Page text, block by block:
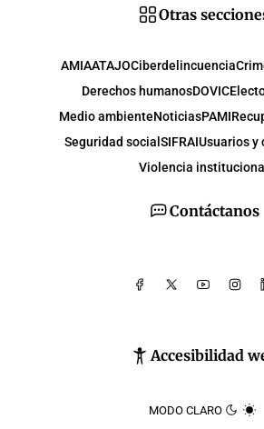
Contáctanos
Accesibilidad
MODO CLARO
Otras
AMIAATAJOCiberdelincuencia
Derechos humanosDOVIC
Medio ambienteNoticiasPAMI
Seguridad social SIFRAIUsuarios y
Violencia institucional